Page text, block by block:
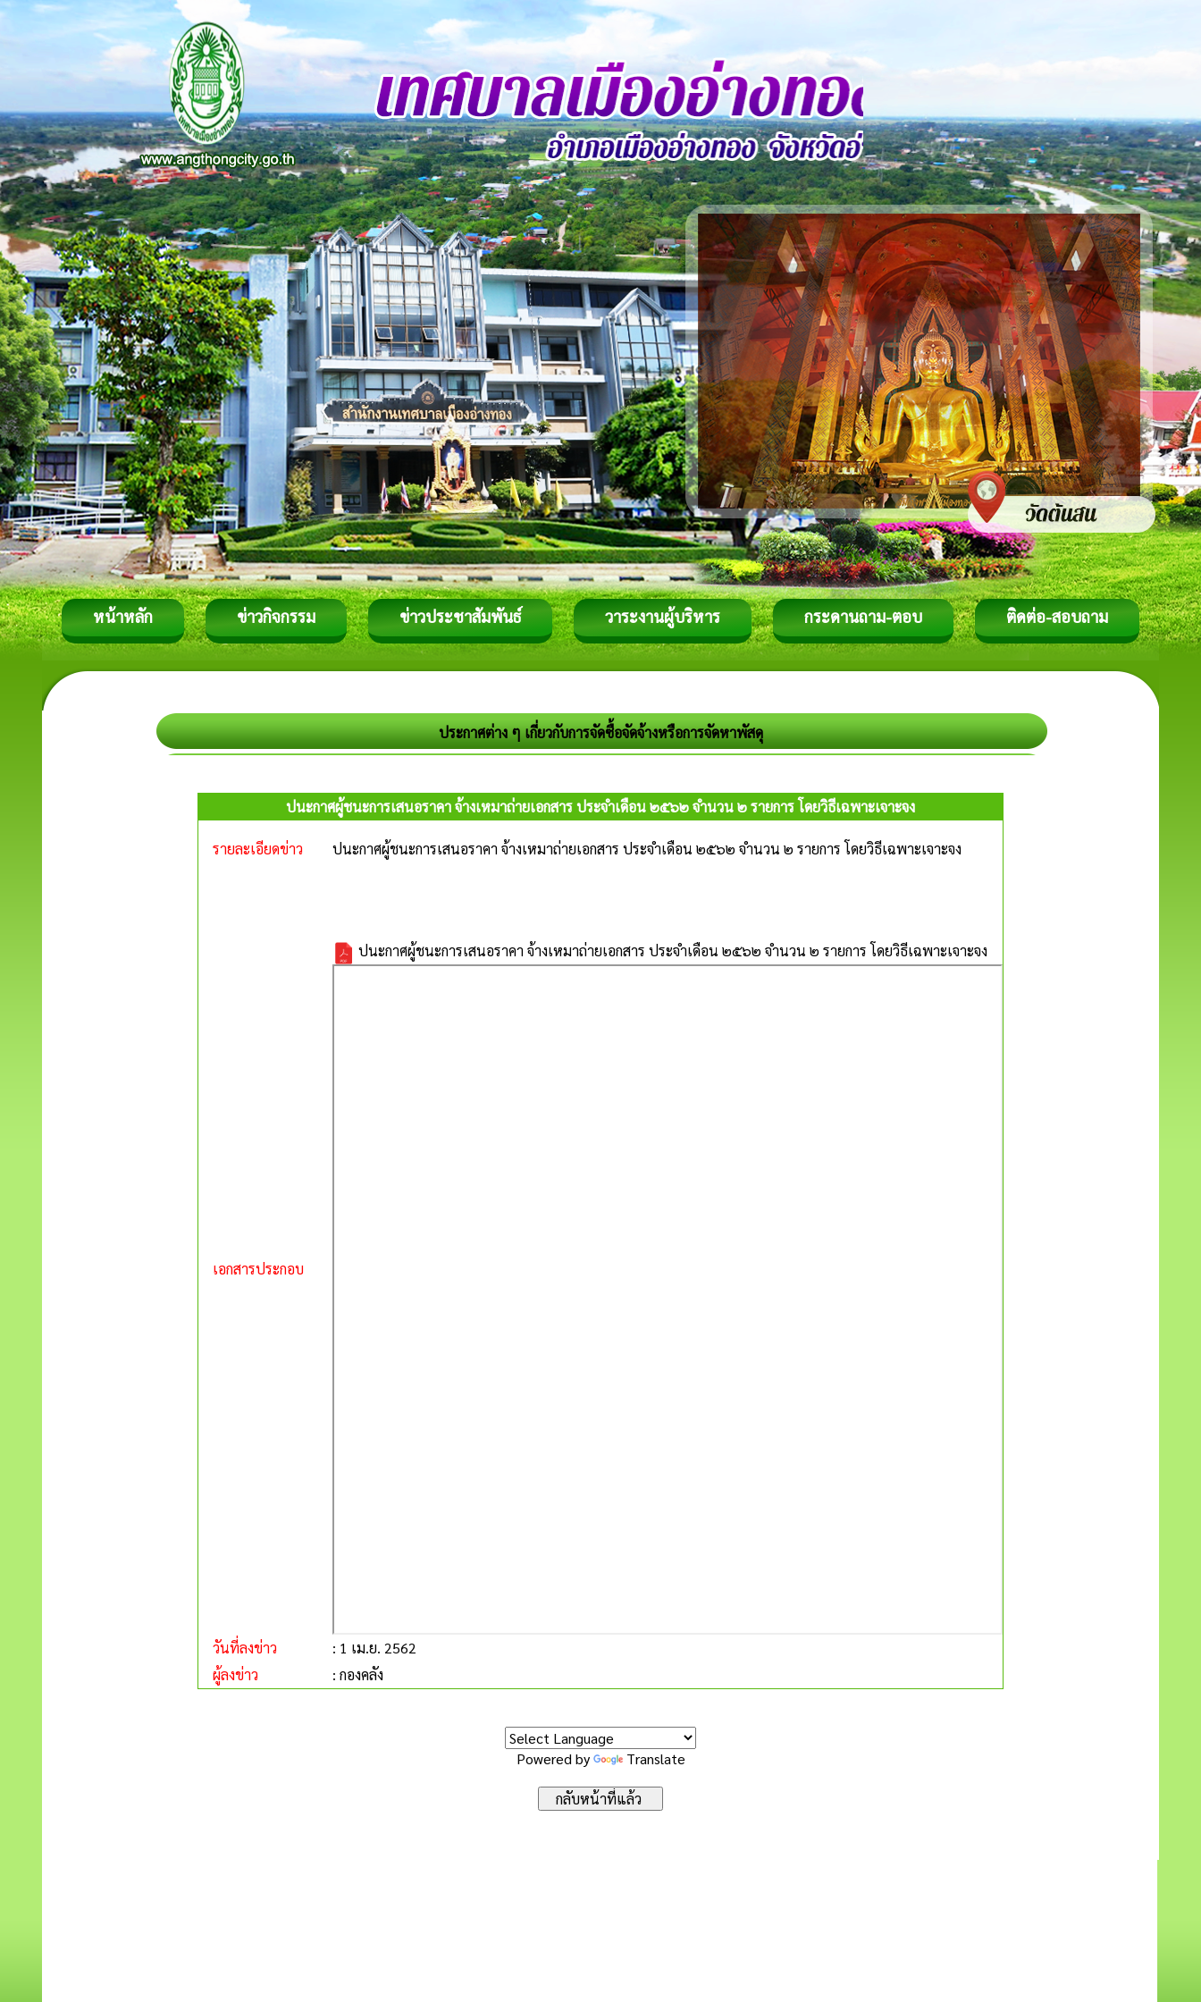
หน้าหลัก ข่าวกิจกรรม ข่าวประชาสัมพันธ์ วาระงานผู้บริหาร กระดานถาม-ตอบ ติดต่อ-สอบถาม
ประกาศต่าง ๆ เกี่ยวกับการจัดซื้อจัดจ้างหรือการจัดหาพัสดุ
ปนะกาศผู้ชนะการเสนอราคา จ้างเหมาถ่ายเอกสาร ประจำเดือน ๒๕๖๒ จำนวน ๒ รายการ โดยวิธีเฉพาะเจาะจง
รายละเอียดข่าว ปนะกาศผู้ชนะการเสนอราคา จ้างเหมาถ่ายเอกสาร ประจำเดือน ๒๕๖๒ จำนวน ๒ รายการ โดยวิธีเฉพาะเจาะจง
เอกสารประกอบ
ปนะกาศผู้ชนะการเสนอราคา จ้างเหมาถ่ายเอกสาร ประจำเดือน ๒๕๖๒ จำนวน ๒ รายการ โดยวิธีเฉพาะเจาะจง
วันที่ลงข่าว
: 1 เม.ย. 2562
ผู้ลงข่าว
: กองคลัง
Powered by Translate